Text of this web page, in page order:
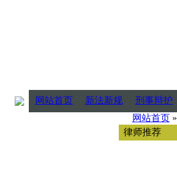
网站首页 新法新规 刑事辩护
网站首页»
律师推荐